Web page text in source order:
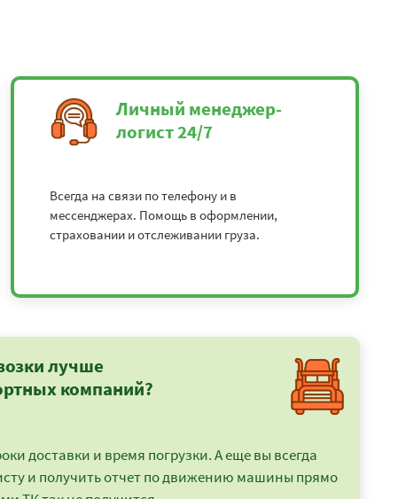
Личный менеджер-
логист 24/7
Всегда на связи по телефону и в
мессенджерах. Помощь в оформлении,
страховании и отслеживании груза.
лучше
компаний?
доставки и время погрузки. А еще вы всегда
и получить отчет по движению машины прямо